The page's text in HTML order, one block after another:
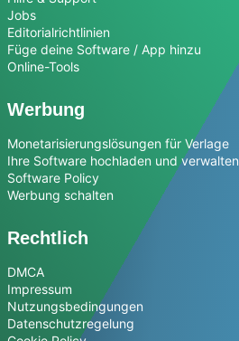
Jobs
Editorialrichtlinien
Füge deine Software / App hinzu
Online-Tools
Werbung
Monetarisierungslösungen für Verlage
Ihre Software hochladen und verwalten
Software Policy
Werbung schalten
Rechtlich
DMCA
Impressum
Nutzungsbedingungen
Datenschutzregelung